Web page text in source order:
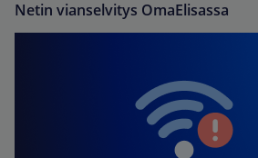
Netin vianselvitys OmaElisassa